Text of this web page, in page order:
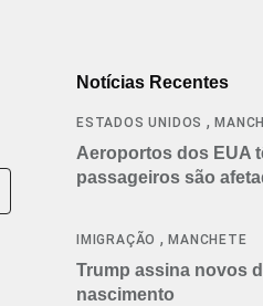
Notícias Recentes
ESTADOS UNIDOS ,
Aeroportos dos EUA
passageiros são
IMIGRAÇÃO ,MANCHETE
Trump assina novos
nascimento